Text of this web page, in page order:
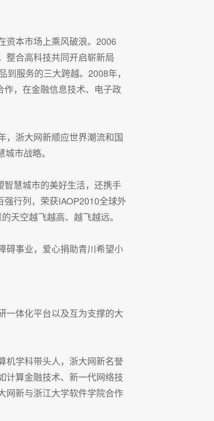
资本市场上乘风破浪。2006
整合高科技共同开启崭新局
服务的三大跨越。2008年，
，在金融信息技术、电子政
，浙大网新顺应世界潮流和国
市战略。
慧城市的美好生活，还携手
行列，荣获IAOP2010全球外
天空越飞越高、越飞越远。
碍事业，爱心捐助青川希望小
一体化平台以及互为支撑的大
机学科带头人，浙大网新名誉
计算金融技术、新一代网络技
网新与浙江大学软件学院合作